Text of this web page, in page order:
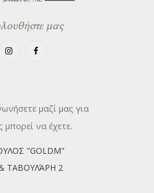
μας
μαζί μας για
μπορεί να έχετε.
"GOLDM"
ΤΑΒΟΥΛΆΡΗ 2